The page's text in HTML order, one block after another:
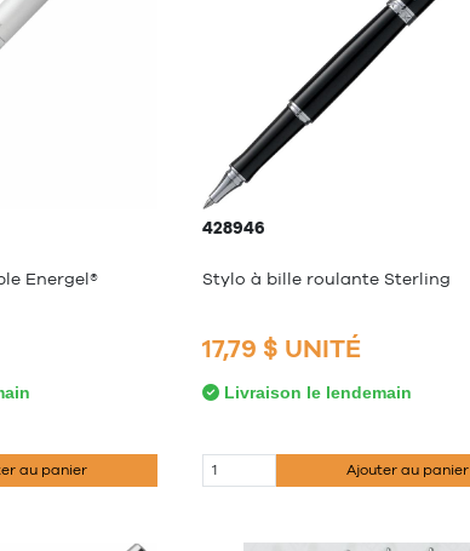
Energel®
au panier
428946
Stylo à bille roulante Sterling
17,79 $ UNITÉ
Livraison le lendemain
Ajouter au panier